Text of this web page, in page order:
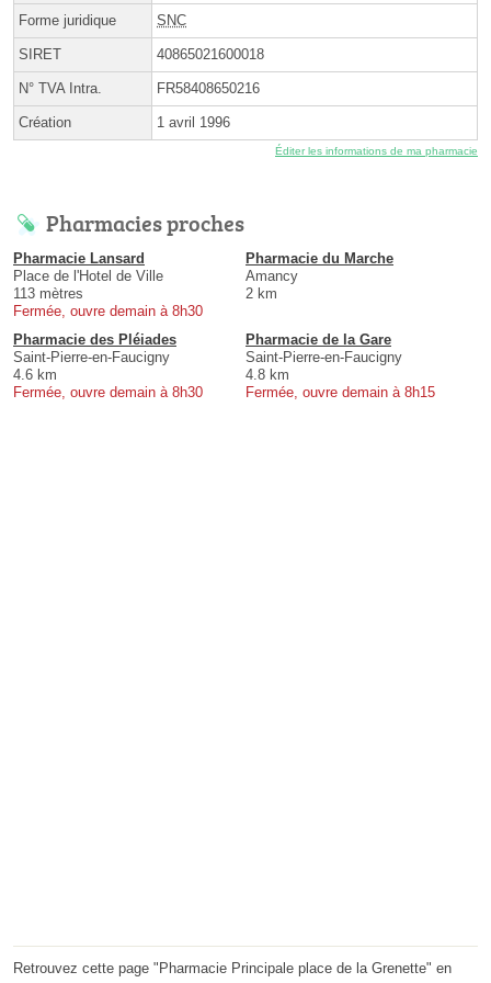
Forme juridique SNC
SIRET 40865021600018
N° TVA Intra. FR58408650216
Création 1 avril 1996
Éditer les informations de ma pharmacie
Pharmacies proches
Pharmacie Lansard
Place de l'Hotel de Ville
113 mètres
Fermée, ouvre demain à 8h30
Pharmacie du Marche
Amancy
2 km
Pharmacie des Pléiades
Saint-Pierre-en-Faucigny
4.6 km
Fermée, ouvre demain à 8h30
Pharmacie de la Gare
Saint-Pierre-en-Faucigny
4.8 km
Fermée, ouvre demain à 8h15
Retrouvez cette page "Pharmacie Principale place de la Grenette" en